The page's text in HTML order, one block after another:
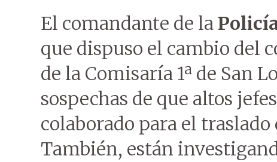
El comandante de la
que dispuso el cambio del
de la Comisaría 1ª de San
sospechas de que altos
colaborado para el
También, están